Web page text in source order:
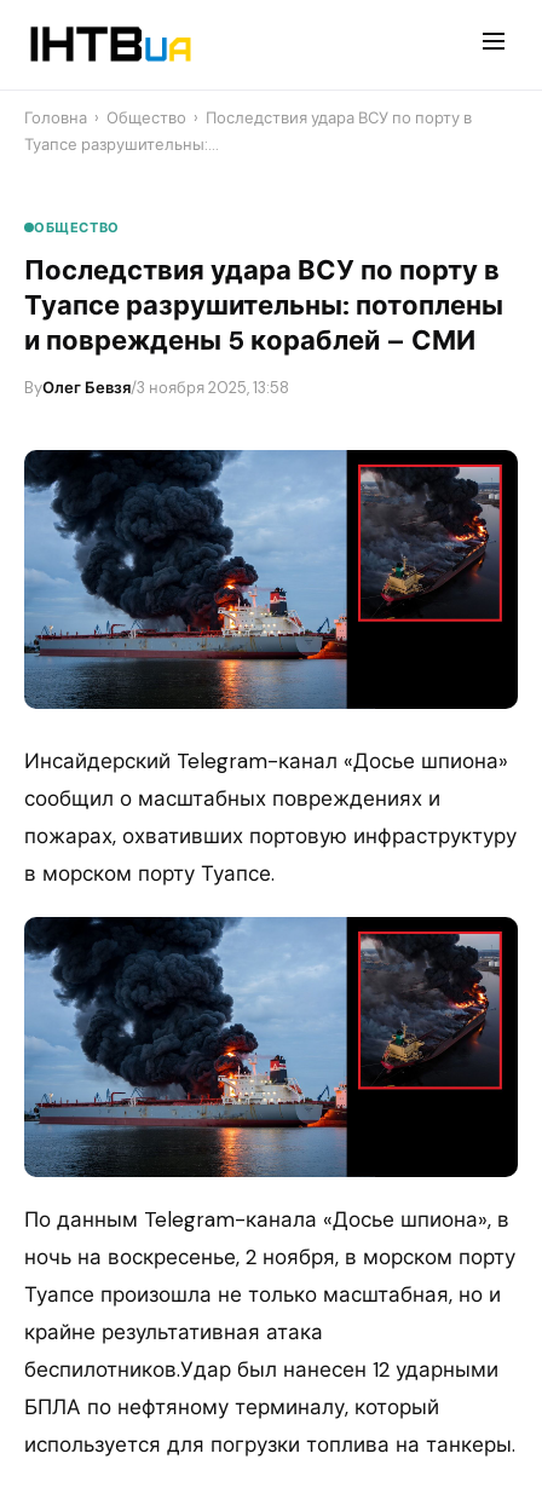
Головна › Общество › Последствия удара ВСУ по порту в
Туапсе разрушительны:…
ОБЩЕСТВО
Последствия удара ВСУ по порту в
Туапсе разрушительны: потоплены
и повреждены 5 кораблей – СМИ
ByОлег Бевзя/3 ноября 2025, 13:58
Инсайдерский Telegram-канал «Досье шпиона»
сообщил о масштабных повреждениях и
пожарах, охвативших портовую инфраструктуру
в морском порту Туапсе.
По данным Telegram-канала «Досье шпиона», в
ночь на воскресенье, 2 ноября, в морском порту
Туапсе произошла не только масштабная, но и
крайне результативная атака
беспилотников.Удар был нанесен 12 ударными
БПЛА по нефтяному терминалу, который
используется для погрузки топлива на танкеры.